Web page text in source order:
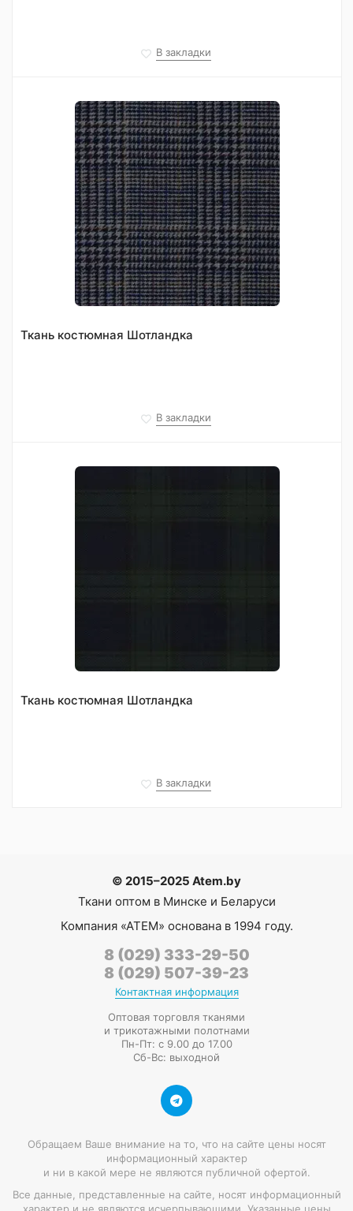
В закладки
Ткань костюмная Шотландка
В закладки
Ткань костюмная Шотландка
В закладки
© 2015–2025 Atem.by
Ткани оптом в Минске и Беларуси
Компания «АТЕМ» основана в 1994 году.
8 (029) 333-29-50
8 (029) 507-39-23
Контактная информация
Оптовая торговля тканями
и трикотажными полотнами
Пн-Пт: с 9.00 до 17.00
Сб-Вс: выходной
Обращаем Ваше внимание на то, что на сайте цены носят
информационный характер
и ни в какой мере не являются публичной офертой.
Все данные, представленные на сайте, носят информационный